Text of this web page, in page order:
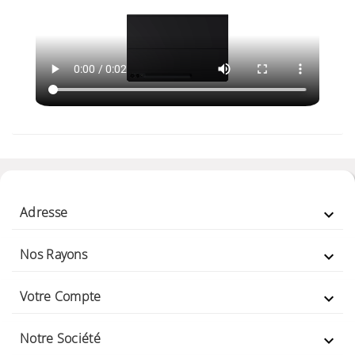
Adresse 
Nos Rayons 
Votre Compte 
Notre Société 